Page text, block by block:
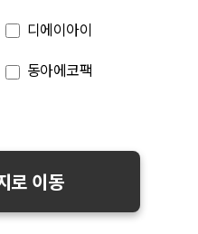
디에이아이
동아에코팩
로 이동